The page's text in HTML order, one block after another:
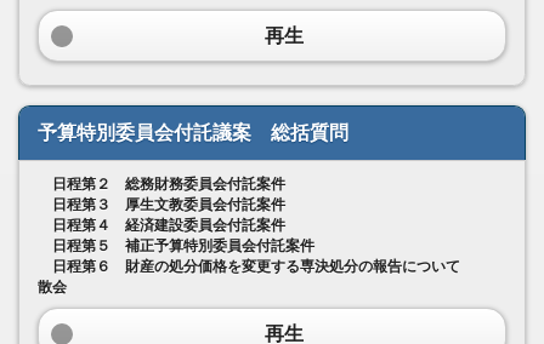
再生
予算特別委員会付託議案 総括質問
日程第２ 総務財務委員会付託案件
日程第３ 厚生文教委員会付託案件
日程第４ 経済建設委員会付託案件
日程第５ 補正予算特別委員会付託案件
日程第６ 財産の処分価格を変更する専決処分の報告について
散会
再生